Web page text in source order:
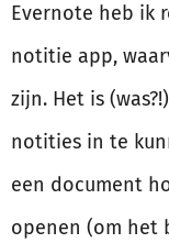
Evernote heb ik
notitie app,
zijn. Het is
notities in te
een document
openen (om het